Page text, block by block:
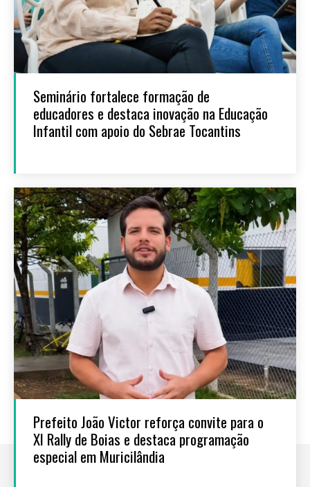
Seminário fortalece formação de
educadores e destaca inovação na Educação
Infantil com apoio do Sebrae Tocantins
Prefeito João Victor reforça convite para o
XI Rally de Boias e destaca programação
especial em Muricilândia